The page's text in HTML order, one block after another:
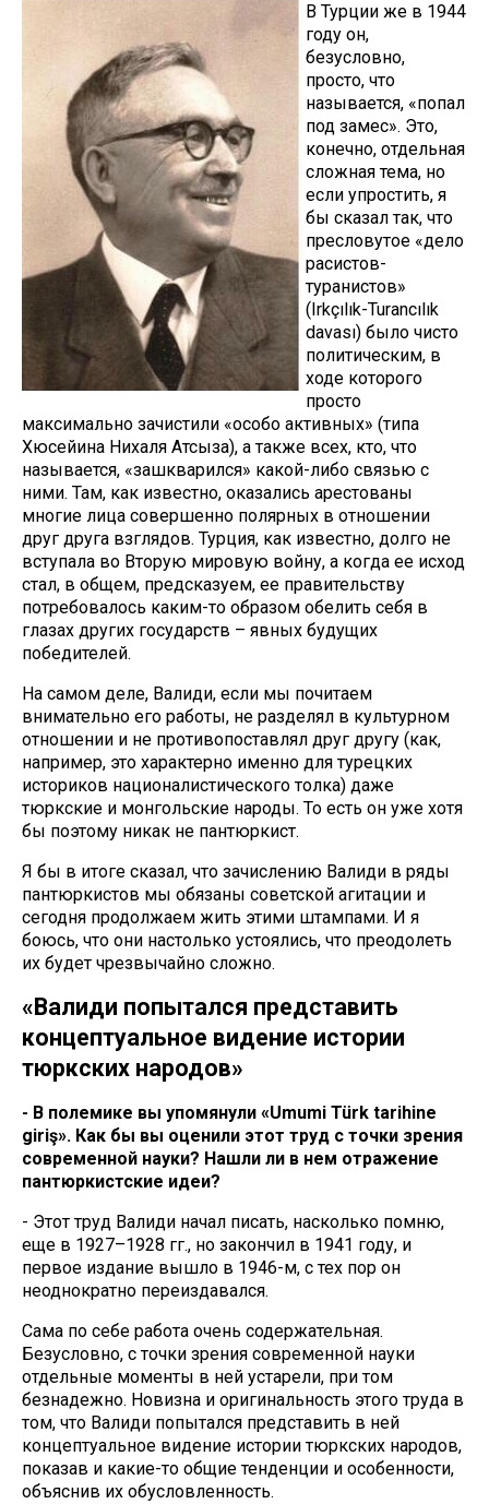
В Турции же в 1944
году он,
безусловно,
просто, что
называется, «попал
под замес». Это,
конечно, отдельная
сложная тема, но
если упростить, я
бы сказал так, что
пресловутое «дело
расистов-
туранистов»
(Irkçılık-Turancılık
davası) было чисто
политическим, в
ходе которого
просто
максимально зачистили «особо активных» (типа
Хюсейина Нихаля Атсыза), а также всех, кто, что
называется, «зашкварился» какой-либо связью с
ними. Там, как известно, оказались арестованы
многие лица совершенно полярных в отношении
друг друга взглядов. Турция, как известно, долго не
вступала во Вторую мировую войну, а когда ее исход
стал, в общем, предсказуем, ее правительству
потребовалось каким-то образом обелить себя в
глазах других государств – явных будущих
победителей.
На самом деле, Валиди, если мы почитаем
внимательно его работы, не разделял в культурном
отношении и не противопоставлял друг другу (как,
например, это характерно именно для турецких
историков националистического толка) даже
тюркские и монгольские народы. То есть он уже хотя
бы поэтому никак не пантюркист.
Я бы в итоге сказал, что зачислению Валиди в ряды
пантюркистов мы обязаны советской агитации и
сегодня продолжаем жить этими штампами. И я
боюсь, что они настолько устоялись, что преодолеть
их будет чрезвычайно сложно.
«Валиди попытался представить
концептуальное видение истории
тюркских народов»
- В полемике вы упомянули «Umumi Türk tarihine
giriş». Как бы вы оценили этот труд с точки зрения
современной науки? Нашли ли в нем отражение
пантюркистские идеи?
- Этот труд Валиди начал писать, насколько помню,
еще в 1927–1928 гг., но закончил в 1941 году, и
первое издание вышло в 1946-м, с тех пор он
неоднократно переиздавался.
Сама по себе работа очень содержательная.
Безусловно, с точки зрения современной науки
отдельные моменты в ней устарели, при том
безнадежно. Новизна и оригинальность этого труда в
том, что Валиди попытался представить в ней
концептуальное видение истории тюркских народов,
показав и какие-то общие тенденции и особенности,
объяснив их обусловленность.